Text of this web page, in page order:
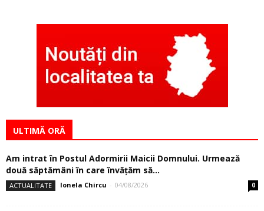
ULTIMĂ ORĂ
Am intrat în Postul Adormirii Maicii Domnului. Urmează
două săptămâni în care învăţăm să...
ACTUALITATE Ionela Chircu - 04/08/2026 0